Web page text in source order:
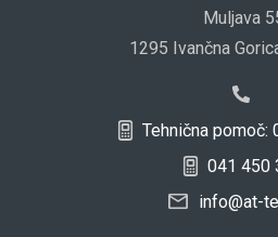
Muljava
1295 Ivančna
Tehnična pomoč:
041 450
info@at-